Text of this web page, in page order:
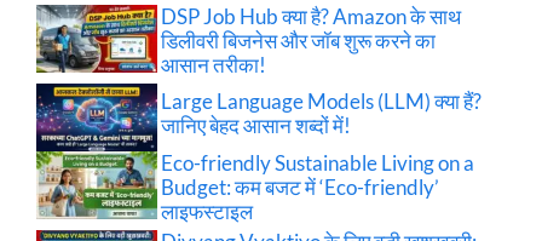
DSP Job Hub क्या है? Amazon के साथ
डिलीवरी बिजनेस और जॉब शुरू करने का
आसान तरीका!
Large Language Models (LLM) क्या हैं?
जानिए बेहद आसान शब्दों में!
Eco-friendly Sustainable Living on a
Budget: कम बजट में ‘Eco-friendly’
लाइफस्टाइल